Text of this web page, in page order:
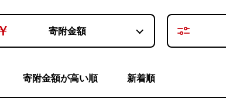
寄附金額
寄附金額が高い順 新着順